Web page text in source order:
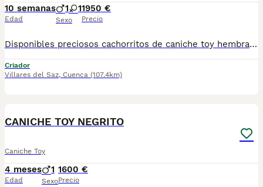
10 semanas
Edad
1 1
Sexo
1950 €
Precio
Disponibles preciosos cachorritos de caniche toy hembra y macho un verdadero encanto se entregarán primera semana de septiembre con toda la vacunación completa, para que se. Vallan fuertes y sanos con sus nuevas familias estos cachorritos que estás viendo en las fotos ya que son actuales de los cachorros disponibles, para más información no dudes en pedirnos información estaremos encantados de poderte ayudar. Un saludo Hembra 2200
Criador
Villares del Saz, Cuenca (107.4km)
CANICHE TOY NEGRITO
Caniche Toy
4 meses
Edad
1
Sexo
1600 €
Precio